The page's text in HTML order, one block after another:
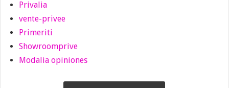
Privalia
vente-privee
Primeriti
Showroomprive
Modalia opiniones